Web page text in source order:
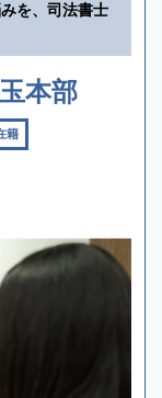
を、司法書士
本部
籍